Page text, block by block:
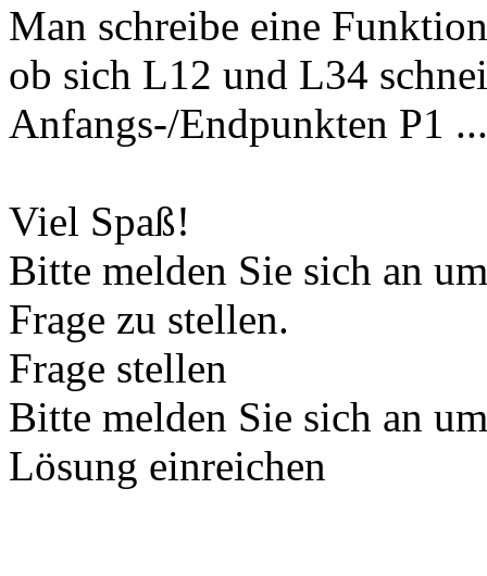
Man schreibe eine
ob sich L12 und L34
Anfangs-/Endpunkten P1
Viel Spaß!
Bitte melden Sie sich an
Frage zu stellen.
Frage stellen
Bitte melden Sie sich an
Lösung einreichen